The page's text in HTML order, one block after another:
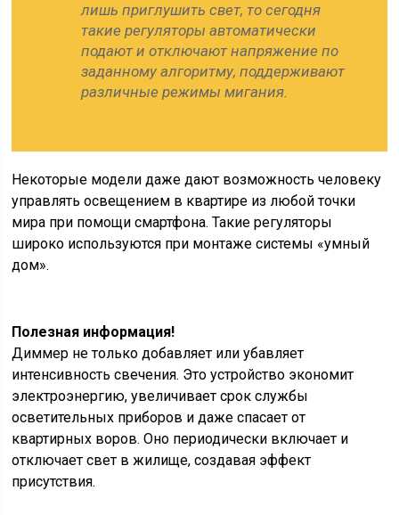
лишь приглушить свет, то сегодня
такие регуляторы автоматически
подают и отключают напряжение по
заданному алгоритму, поддерживают
различные режимы мигания.
Некоторые модели даже дают возможность человеку
управлять освещением в квартире из любой точки
мира при помощи смартфона. Такие регуляторы
широко используются при монтаже системы «умный
дом».
Полезная информация!
Диммер не только добавляет или убавляет
интенсивность свечения. Это устройство экономит
электроэнергию, увеличивает срок службы
осветительных приборов и даже спасает от
квартирных воров. Оно периодически включает и
отключает свет в жилище, создавая эффект
присутствия.